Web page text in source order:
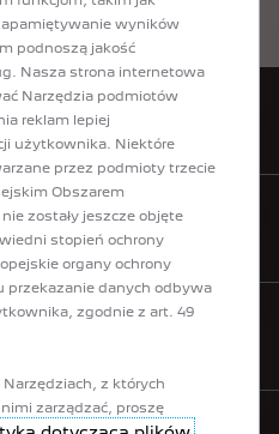
61.
wyników
podnoszą jakość
Nasza strona internetowa
Narzędzia podmiotów
reklam lepiej
użytkownika. Niektóre
przez podmioty trzecie
Obszarem
zostały jeszcze objęte
stopień ochrony
organy ochrony
przekazanie danych odbywa
zgodnie z art. 49
z których
zarządzać, proszę